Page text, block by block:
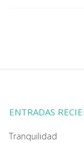
ENTRADAS
Tranquilidad